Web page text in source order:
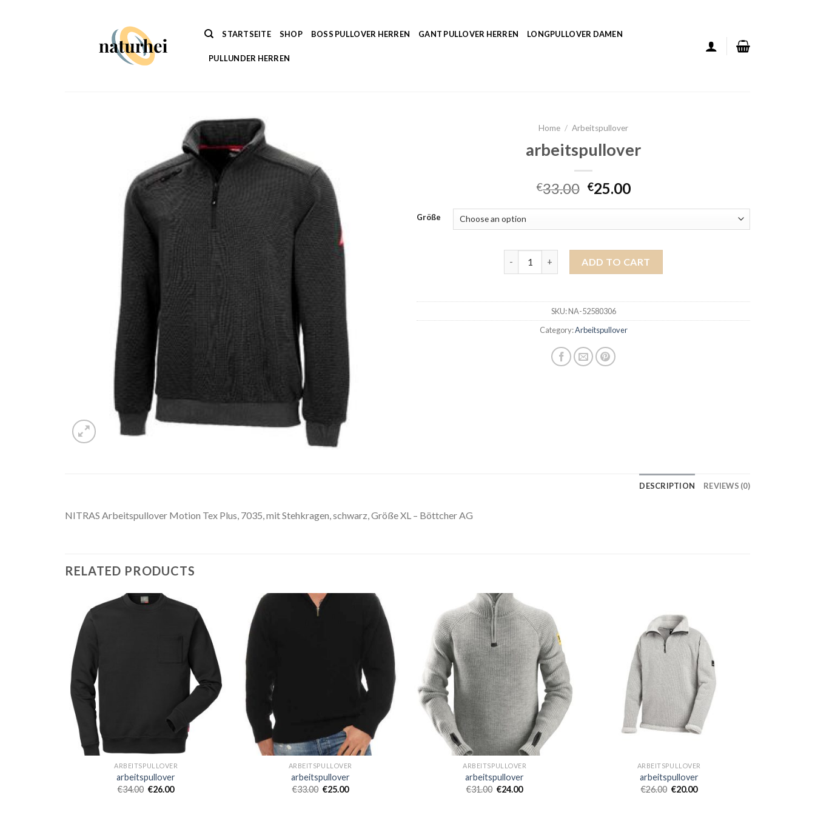
STARTSEITE SHOP BOSS PULLOVER HERREN GANT PULLOVER HERREN LONGPULLOVER DAMEN
PULLUNDER HERREN
Home / Arbeitspullover
arbeitspullover
€33.00 €25.00
Größe
ADD TO CART
SKU:NA-52580306
Category:Arbeitspullover
DESCRIPTION REVIEWS (0)
NITRAS Arbeitspullover Motion Tex Plus, 7035, mit Stehkragen, schwarz, Größe XL – Böttcher AG
RELATED PRODUCTS
ARBEITSPULLOVER
arbeitspullover
€34.00 €26.00
ARBEITSPULLOVER
arbeitspullover
€33.00 €25.00
ARBEITSPULLOVER
arbeitspullover
€31.00 €24.00
ARBEITSPULLOVER
arbeitspullover
€26.00 €20.00